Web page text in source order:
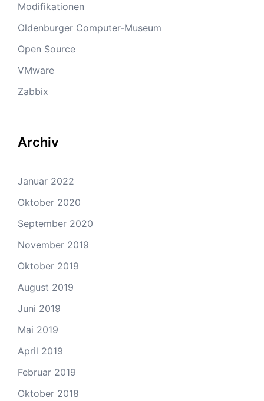
Modifikationen
Oldenburger Computer-Museum
Open Source
VMware
Zabbix
Archiv
Januar 2022
Oktober 2020
September 2020
November 2019
Oktober 2019
August 2019
Juni 2019
Mai 2019
April 2019
Februar 2019
Oktober 2018